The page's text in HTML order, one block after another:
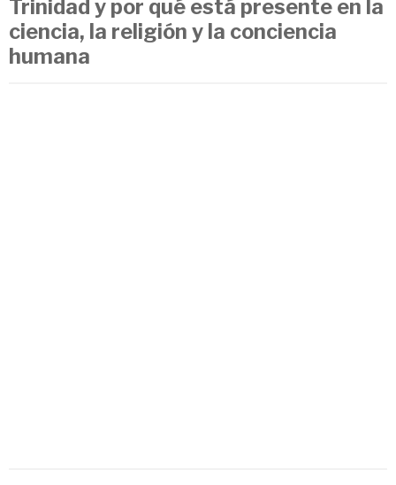
Trinidad y por qué está presente en la
ciencia, la religión y la conciencia
humana